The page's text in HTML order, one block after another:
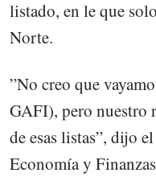
listado, en le que
Norte.
”No creo que
GAFI), pero nuestro
de esas listas”, dijo
Economía y